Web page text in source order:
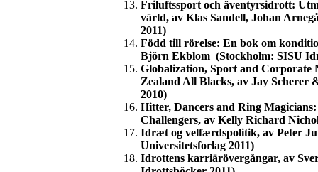
Friluftssport och äventyrsidrott:
värld, av Klas Sandell, Johan
2011)
Född till rörelse: En bok om
Björn Ekblom (Stockholm: SISU
Globalization, Sport and Corporate
Zealand All Blacks, av Jay Scherer
2010)
Hitter, Dancers and Ring
Challengers, av Kelly Richard
Idræt og velfærdspolitik, av Peter
Universitetsforlag 2011)
Idrottens karriärövergångar, av